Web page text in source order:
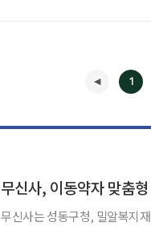
◀
1
무신사, 이동약자 맞춤
무신사는 성동구청, 밀알복지